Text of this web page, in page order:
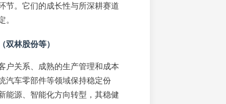
节。它们的成长性与所深耕赛道
。
双林股份等）
户关系、成熟的生产管理和成本
汽车零部件等领域保持稳定份
能源、智能化方向转型，其稳健